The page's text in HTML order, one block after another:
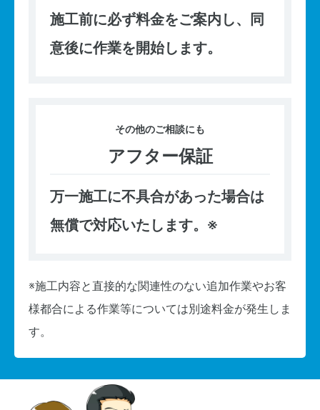
施工前に必ず料金をご案内し、同
意後に作業を開始します。
その他のご相談にも
アフター保証
万一施工に不具合があった場合は
無償で対応いたします。※
※施工内容と直接的な関連性のない追加作業やお客
様都合による作業等については別途料金が発生しま
す。